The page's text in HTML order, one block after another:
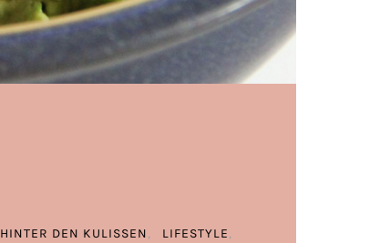
HINTER DEN KULISSEN
LIFESTYLE